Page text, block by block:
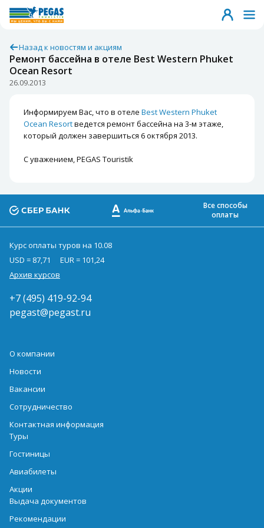
Назад к новостям и акциям
Ремонт бассейна в отеле Best Western Phuket
Ocean Resort
26.09.2013
Информируем Вас, что в отеле Best Western Phuket
Ocean Resortведется ремонт бассейна на 3-м этаже,
который должен завершиться 6 октября 2013.
С уважением, PEGAS Touristik
Все способы
оплаты
Курс оплаты туров на 10.08
USD = 87,71
EUR = 101,24
Архив курсов
+7 (495) 419-92-94
pegast@pegast.ru
О компании
Новости
Вакансии
Сотрудничество
Контактная информация
Туры
Гостиницы
Авиабилеты
Акции
Выдача документов
Рекомендации